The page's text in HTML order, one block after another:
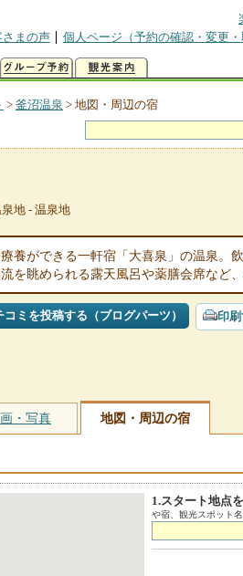
さまの声
個人ページ（予約の確認・変更・
> 釜沼温泉 > 地図・周辺の宿
地 - 温泉地
養ができる一軒宿「大喜泉」の温泉。
を眺められる露天風呂や薬膳会席など
ミを投稿する（ブログパーツ） 印
・写真 地図・周辺の宿
1.スタート地点
や宿、観光スポット